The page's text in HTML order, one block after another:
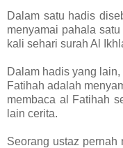
Dalam satu hadis
menyamai pahala
kali sehari surah Al
Dalam hadis yang
Fatihah adalah
membaca al Fatihah
lain cerita.
Seorang ustaz pernah